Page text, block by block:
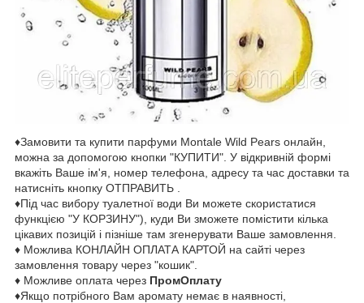
♦Замовити та купити парфуми Montale Wild Pears онлайн,
можна за допомогою кнопки "КУПИТИ". У відкривній формі
вкажіть Ваше ім'я, номер телефона, адресу та час доставки та
натисніть кнопку ОТПРАВИТЬ .
♦Під час вибору туалетної води Ви можете скористатися
функцією "У КОРЗИНУ"), куди Ви зможете помістити кілька
цікавих позицій і пізніше там згенерувати Ваше замовлення.
♦ Можлива КОНЛАЙН ОПЛАТА КАРТОЙ на сайті через
замовлення товару через "кошик".
♦ Можливе оплата через ПромОплату
♦Якщо потрібного Вам аромату немає в наявності,